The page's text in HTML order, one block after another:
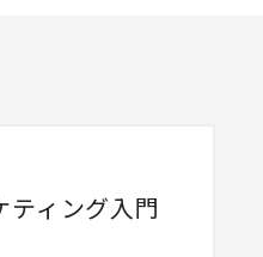
ティング入門